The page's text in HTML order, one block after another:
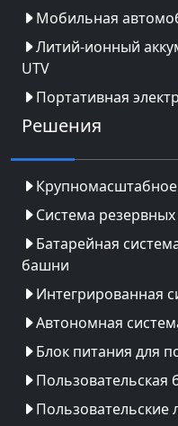
Мобильная
Литий-ионный
UTV
Портативная
Решения
Система
Батарейная
башни
Интегрированная
Автономная
Блок питания для
Пользовательская
Пользовательские